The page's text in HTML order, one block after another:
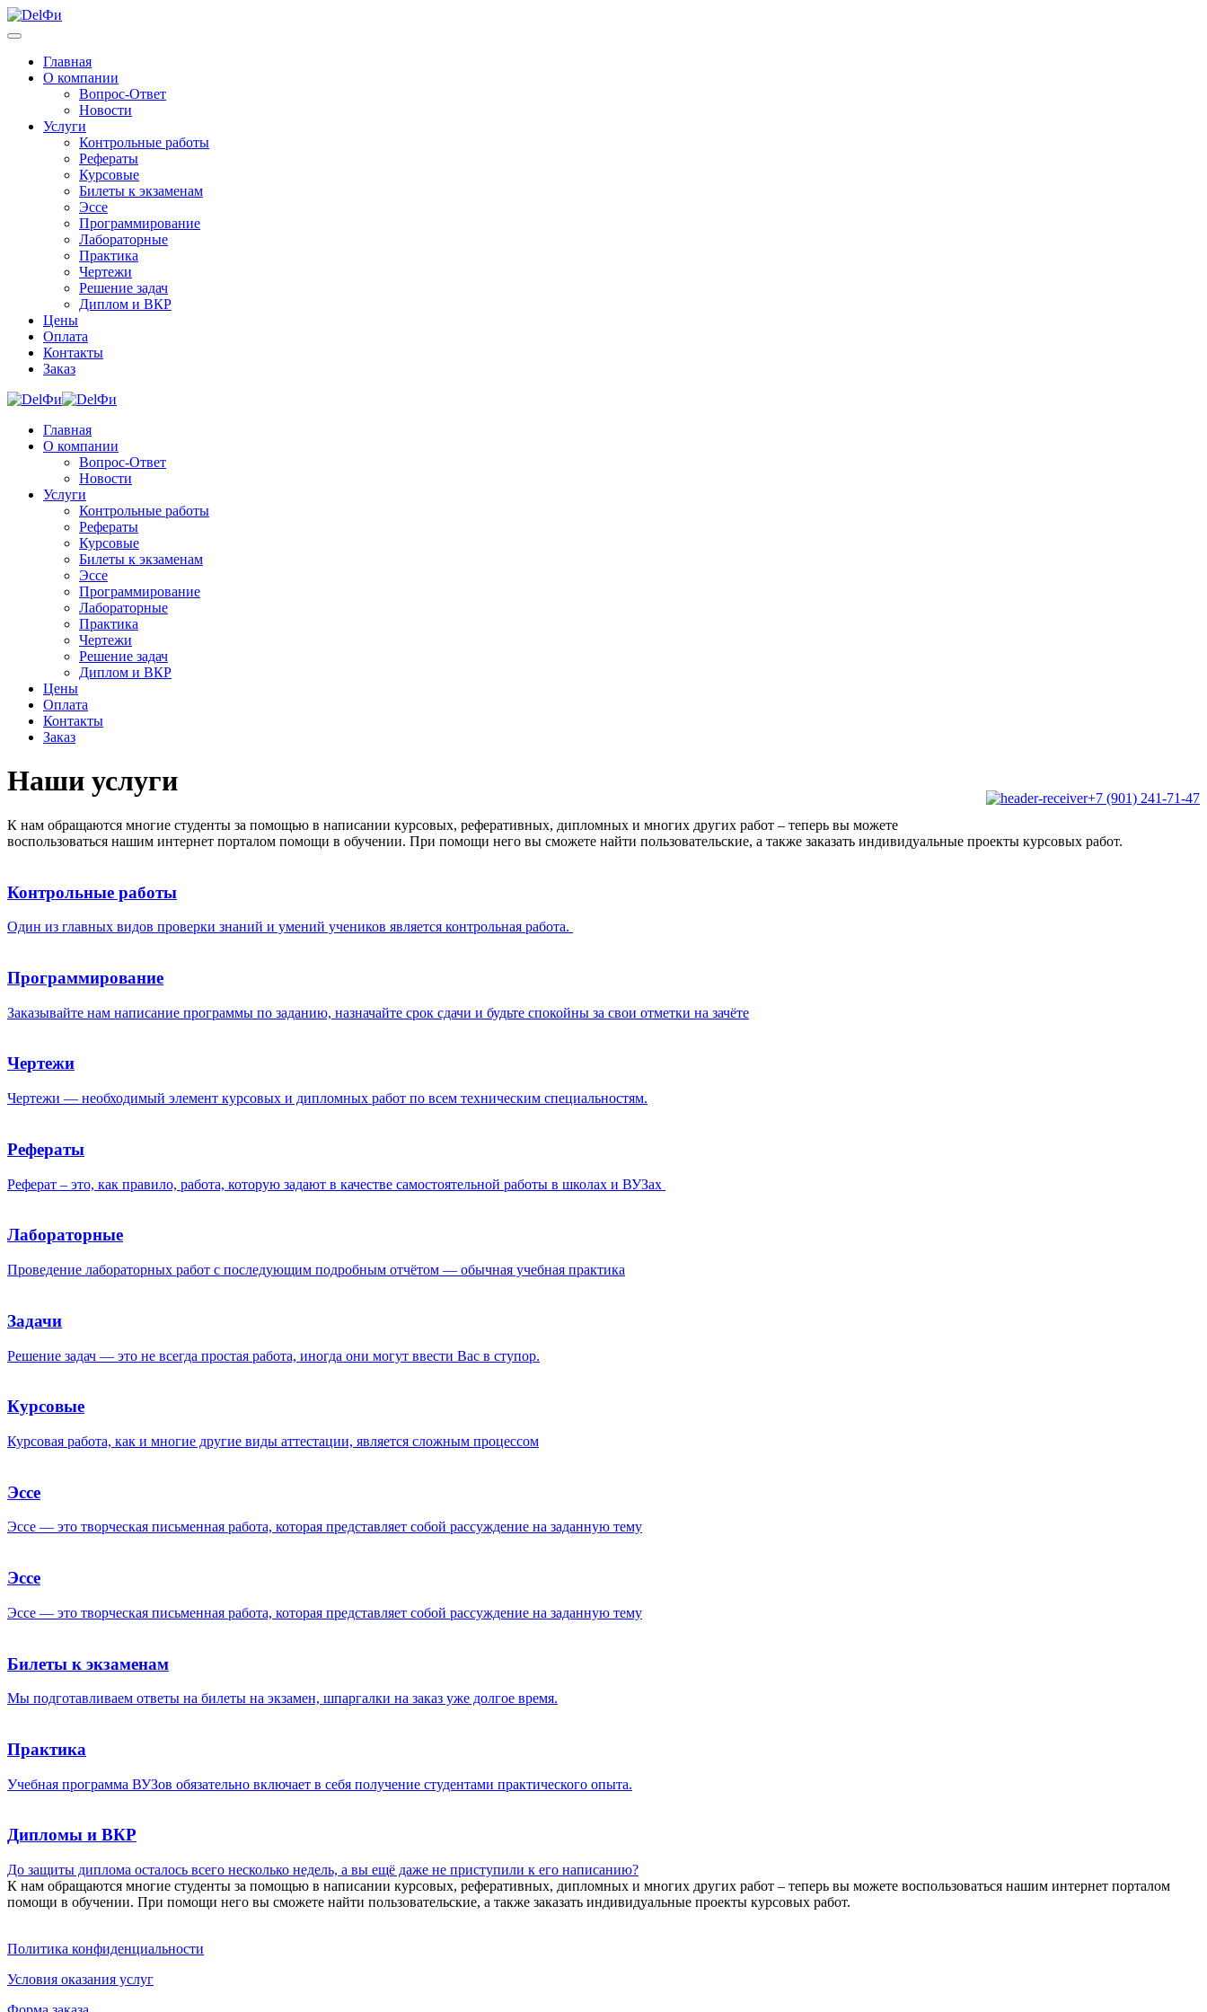
Главная
О компании
Вопрос-Ответ
Новости
Услуги
Контрольные работы
Рефераты
Курсовые
Билеты к экзаменам
Эссе
Программирование
Лабораторные
Практика
Чертежи
Решение задач
Диплом и ВКР
Цены
Оплата
Контакты
Заказ
Главная
О компании
Вопрос-Ответ
Новости
Услуги
Контрольные работы
Рефераты
Курсовые
Билеты к экзаменам
Эссе
Программирование
Лабораторные
Практика
Чертежи
Решение задач
Диплом и ВКР
Цены
Оплата
Контакты
Заказ
+7 (901) 241-71-47
Наши услуги
К нам обращаются многие студенты за помощью в написании курсовых, реферативных, дипломных и многих других работ – теперь вы можете
воспользоваться нашим интернет порталом помощи в обучении. При помощи него вы сможете найти пользовательские, а также заказать индивидуальные проекты курсовых работ.
Контрольные работы
Один из главных видов проверки знаний и умений учеников является контрольная работа.
Программирование
Заказывайте нам написание программы по заданию, назначайте срок сдачи и будьте спокойны за свои отметки на зачёте
Чертежи
Чертежи — необходимый элемент курсовых и дипломных работ по всем техническим специальностям.
Рефераты
Реферат – это, как правило, работа, которую задают в качестве самостоятельной работы в школах и ВУЗах
Лабораторные
Проведение лабораторных работ с последующим подробным отчётом — обычная учебная практика
Задачи
Решение задач — это не всегда простая работа, иногда они могут ввести Вас в ступор.
Курсовые
Курсовая работа, как и многие другие виды аттестации, является сложным процессом
Эссе
Эссе — это творческая письменная работа, которая представляет собой рассуждение на заданную тему
Эссе
Эссе — это творческая письменная работа, которая представляет собой рассуждение на заданную тему
Билеты к экзаменам
Мы подготавливаем ответы на билеты на экзамен, шпаргалки на заказ уже долгое время.
Практика
Учебная программа ВУЗов обязательно включает в себя получение студентами практического опыта.
Дипломы и ВКР
До защиты диплома осталось всего несколько недель, а вы ещё даже не приступили к его написанию?
К нам обращаются многие студенты за помощью в написании курсовых, реферативных, дипломных и многих других работ – теперь вы можете воспользоваться нашим интернет порталом
помощи в обучении. При помощи него вы сможете найти пользовательские, а также заказать индивидуальные проекты курсовых работ.
Политика конфиденциальности
Условия оказания услуг